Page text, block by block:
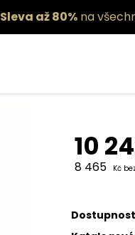
Sleva až 80% na
10
8 465 Kč
Dostupnost